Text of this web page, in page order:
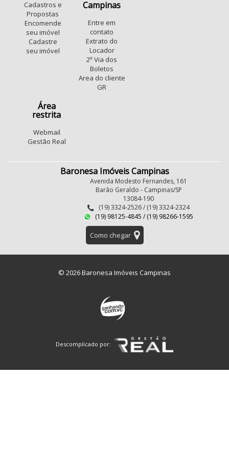
Jardim Magnólia
Jardim Margarida
Parque Dom Pedro II
Novo Taquaral
Jardim Santa Terezinha (Nova Veneza)
Parque Imperador
Jardim Samambaia
Jardim Novo Barão Geraldo
Vila Industrial (Campinas)
São Bernardo
Conjunto Habitacional Vila Reggio
Conjunto Mauro Marcondes
Loteamento Chácaras Vale das Garças
Chácara Primavera
Fundacao da Casa Popular
Cadastros e
Propostas
Encomende
seu imóvel
Cadastre
seu imóvel
Campinas
Entre em
contato
Extrato do
Locador
2ª Via dos
Boletos
Area do cliente
GR
Área
restrita
Webmail
Gestão Real
Baronesa Imóveis Campinas
Avenida Modesto Fernandes, 161
Barão Geraldo - Campinas/SP
13084-190
(19) 3324-2526 / (19) 3324-2324
(19) 98125-4845 / (19) 98266-1595
Como chegar
© 2026 Baronesa Imóveis Campinas
Descomplicado por: